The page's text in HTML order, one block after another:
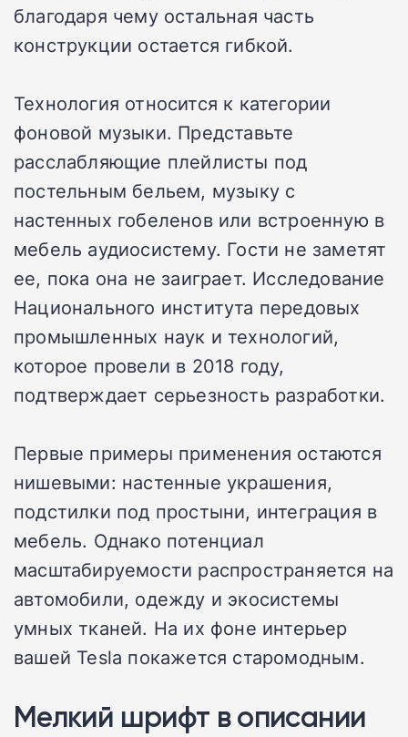
благодаря чему остальная часть
конструкции остается гибкой.
Технология относится к категории
фоновой музыки. Представьте
расслабляющие плейлисты под
постельным бельем, музыку с
настенных гобеленов или встроенную в
мебель аудиосистему. Гости не заметят
ее, пока она не заиграет. Исследование
Национального института передовых
промышленных наук и технологий,
которое провели в 2018 году,
подтверждает серьезность разработки.
Первые примеры применения остаются
нишевыми: настенные украшения,
подстилки под простыни, интеграция в
мебель. Однако потенциал
масштабируемости распространяется на
автомобили, одежду и экосистемы
умных тканей. На их фоне интерьер
вашей Tesla покажется старомодным.
Мелкий шрифт в описании